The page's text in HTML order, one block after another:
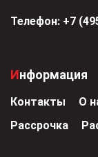
Телефон: +7
Информация
Контакты О
Рассрочка